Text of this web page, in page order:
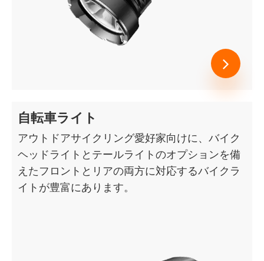
自転車ライト
アウトドアサイクリング愛好家向けに、バイク
ヘッドライトとテールライトのオプションを備
えたフロントとリアの両方に対応するバイクラ
イトが豊富にあります。